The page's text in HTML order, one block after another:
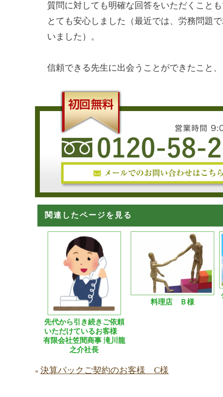
質問に対しても明確な回答をいただくこと
とても安心しました（最近では、労務問題
いました）。
信頼できる先生に出会うことができたこと
関連したページを見る
先代から引き続きご依頼
いただけているお客様
有限会社笠間商事 滝川龍
之介社長
料理店 Ｂ様
« 決算パックご契約のお客様 C様